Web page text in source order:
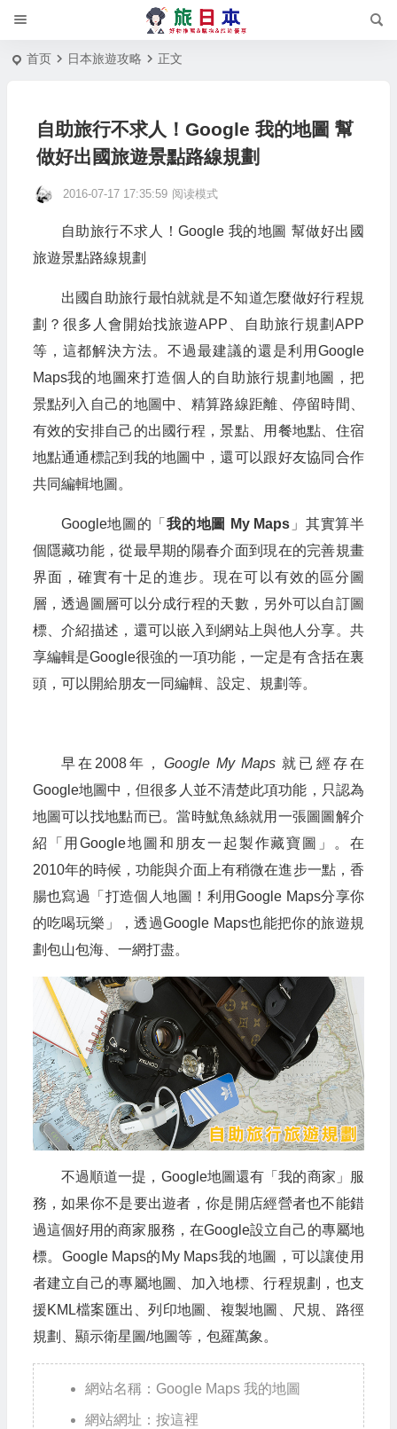
首页 日本旅遊攻略 正文
自助旅行不求人！Google 我的地圖 幫
做好出國旅遊景點路線規劃
2016-07-17 17:35:59 阅读模式
自助旅行不求人！Google 我的地圖 幫做好出國
旅遊景點路線規劃
出國自助旅行最怕就就是不知道怎麼做好行程規
劃？很多人會開始找旅遊APP、自助旅行規劃APP
等，這都解決方法。不過最建議的還是利用Google
Maps我的地圖來打造個人的自助旅行規劃地圖，把
景點列入自己的地圖中、精算路線距離、停留時間、
有效的安排自己的出國行程，景點、用餐地點、住宿
地點通通標記到我的地圖中，還可以跟好友協同合作
共同編輯地圖。
Google地圖的「我的地圖 My Maps 」其實算半
個隱藏功能，從最早期的陽春介面到現在的完善規畫
界面，確實有十足的進步。現在可以有效的區分圖
層，透過圖層可以分成行程的天數，另外可以自訂圖
標、介紹描述，還可以嵌入到網站上與他人分享。共
享編輯是Google很強的一項功能，一定是有含括在裏
頭，可以開給朋友一同編輯、設定、規劃等。
早在2008年， Google My Maps就已經存在
Google地圖中，但很多人並不清楚此項功能，只認為
地圖可以找地點而已。當時魷魚絲就用一張圖圖解介
紹「用Google地圖和朋友一起製作藏寶圖」。在
2010年的時候，功能與介面上有稍微在進步一點，香
腸也寫過「打造個人地圖！利用Google Maps分享你
的吃喝玩樂」，透過Google Maps也能把你的旅遊規
劃包山包海、一網打盡。
不過順道一提，Google地圖還有「我的商家」服
務，如果你不是要出遊者，你是開店經營者也不能錯
過這個好用的商家服務，在Google設立自己的專屬地
標。Google Maps的My Maps我的地圖，可以讓使用
者建立自己的專屬地圖、加入地標、行程規劃，也支
援KML檔案匯出、列印地圖、複製地圖、尺規、路徑
規劃、顯示衛星圖/地圖等，包羅萬象。
網站名稱：Google Maps 我的地圖
網站網址：按這裡